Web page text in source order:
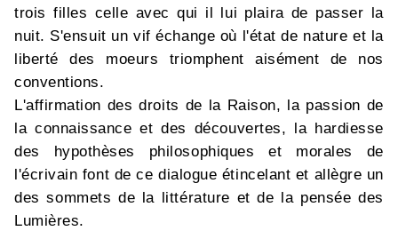
trois filles celle avec qui il lui plaira de passer la
nuit. S'ensuit un vif échange où l'état de nature et la
liberté des moeurs triomphent aisément de nos
conventions.
L'affirmation des droits de la Raison, la passion de
la connaissance et des découvertes, la hardiesse
des hypothèses philosophiques et morales de
l'écrivain font de ce dialogue étincelant et allègre un
des sommets de la littérature et de la pensée des
Lumières.